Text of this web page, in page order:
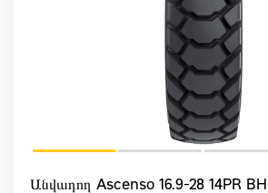
Անվադող Ascenso 16.9-28 14PR